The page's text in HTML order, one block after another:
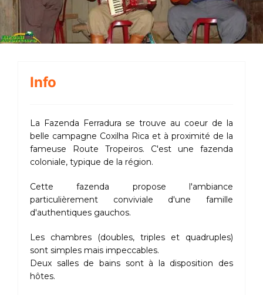
Info
La Fazenda Ferradura se trouve au coeur de la
belle campagne Coxilha Rica et à proximité de la
fameuse Route Tropeiros. C'est une fazenda
coloniale, typique de la région.
Cette fazenda propose l'ambiance
particulièrement conviviale d'une famille
d'authentiques gauchos.
Les chambres (doubles, triples et quadruples)
sont simples mais impeccables.
Deux salles de bains sont à la disposition des
hôtes.